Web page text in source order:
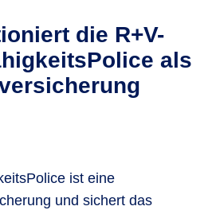
die R+V-
als
ist eine
und sichert das